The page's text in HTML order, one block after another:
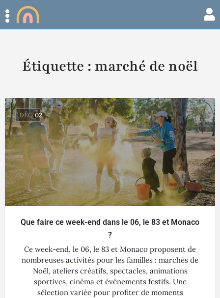
Étiquette : marché de noël
DÉC 02
Que faire ce week-end dans le 06, le 83 et Monaco
?
Ce week-end, le 06, le 83 et Monaco proposent de
nombreuses activités pour les familles : marchés de
Noël, ateliers créatifs, spectacles, animations
sportives, cinéma et événements festifs. Une
sélection variée pour profiter de moments